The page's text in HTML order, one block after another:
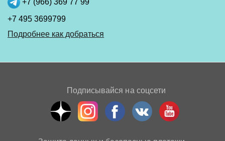
+7 495 3699799
Подробнее как добраться
Подписывайся на соцсети